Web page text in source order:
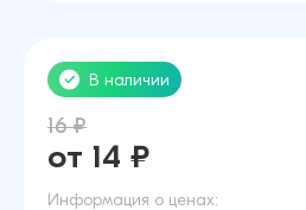
В наличии
16 ₽
от 14 ₽
Информация о ценах: